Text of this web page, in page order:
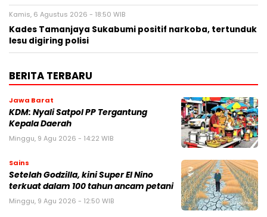
Kamis, 6 Agustus 2026 - 18:50 WIB
Kades Tamanjaya Sukabumi positif narkoba, tertunduk
lesu digiring polisi
BERITA TERBARU
Jawa Barat
KDM: Nyali Satpol PP Tergantung
Kepala Daerah
Minggu, 9 Agu 2026 - 14:22 WIB
Sains
Setelah Godzilla, kini Super El Nino
terkuat dalam 100 tahun ancam petani
Minggu, 9 Agu 2026 - 12:50 WIB